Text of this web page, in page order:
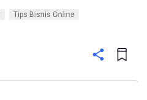
Tips Bisnis Online